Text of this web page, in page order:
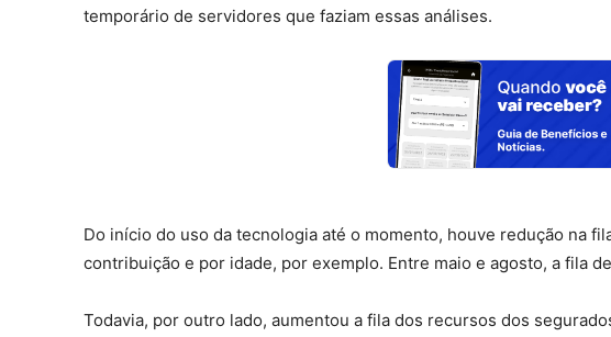
temporário de servidores que faziam essas análises.
Do início do uso da tecnologia até o momento, houve redução na
contribuição e por idade, por exemplo. Entre maio e agosto, a fila
Todavia, por outro lado, aumentou a fila dos recursos dos